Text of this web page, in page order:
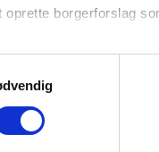
oprette borgerforslag
bruger statistik
Nævn.
ved DIIS ret til
godkendte uddrag
Nævn i den uvildige
– uden at den